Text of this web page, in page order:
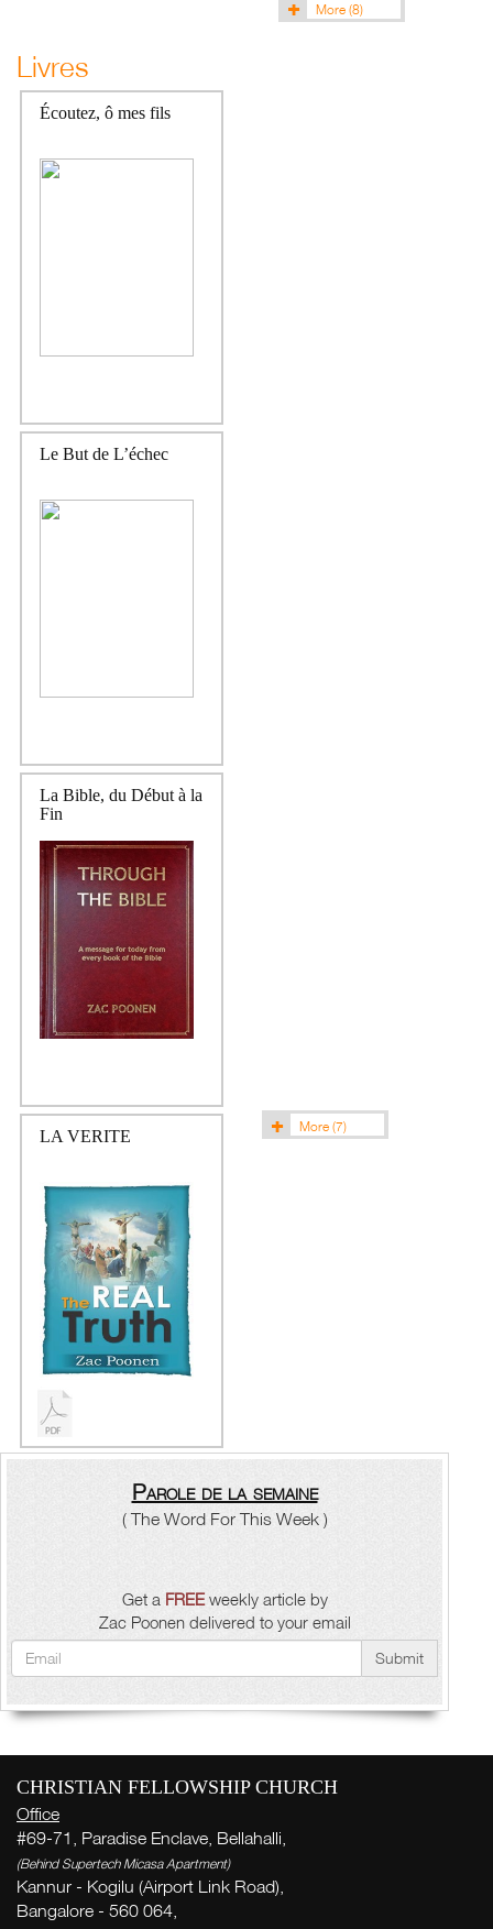
More (8)
Livres
Écoutez, ô mes fils
Le But de L’échec
La Bible, du Début à la
Fin
LA VERITE
More (7)
Parole de la semaine
( The Word For This Week )
Get a FREEweekly article by
Zac Poonen delivered to your email
Submit
CHRISTIAN FELLOWSHIP CHURCH
Office
#69-71, Paradise Enclave, Bellahalli,
(Behind Supertech Micasa Apartment)
Kannur - Kogilu (Airport Link Road),
Bangalore - 560 064,